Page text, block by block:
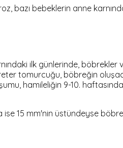
bazı bebeklerin anne
ilk günlerinde, böbrekler
tomurcuğu, böbreğin
hamileliğin 9-10.
15 mm'nin üstündeyse